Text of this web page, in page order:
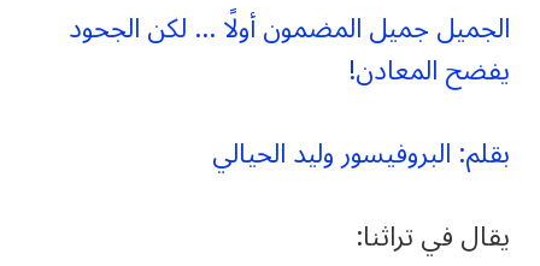
الجميل جميل المضمون أولًا … لكن الجحود
يفضح المعادن!
بقلم: البروفيسور وليد الحيالي
يقال في تراثنا: